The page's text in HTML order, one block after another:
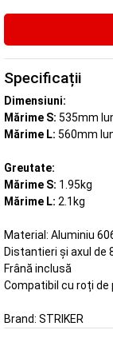
Specificații
Dimensiuni:
Mărime S: 535mm
Mărime L: 560mm
Greutate:
Mărime S: 1.95kg
Mărime L: 2.1kg
Material: Aluminiu
Distantieri și axul de
Frână inclusă
Compatibil cu roți
Brand: STRIKER